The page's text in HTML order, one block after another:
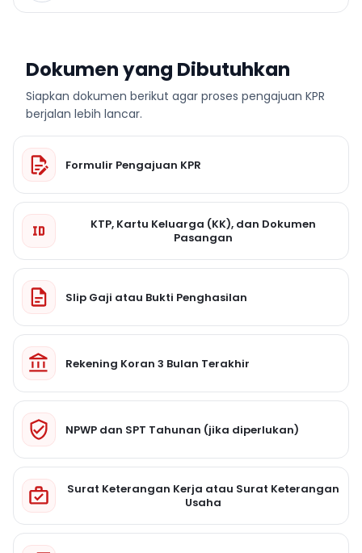
Dokumen yang Dibutuhkan
Siapkan dokumen berikut agar proses pengajuan KPR
berjalan lebih lancar.
Formulir Pengajuan KPR
KTP, Kartu Keluarga (KK), dan Dokumen
Pasangan
Slip Gaji atau Bukti Penghasilan
Rekening Koran 3 Bulan Terakhir
NPWP dan SPT Tahunan (jika diperlukan)
Surat Keterangan Kerja atau Surat Keterangan
Usaha